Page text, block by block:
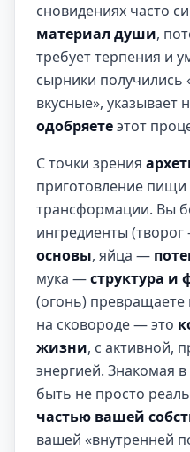
сновидениях часто
материал души,
требует терпения и
сырники получились
вкусные», указывает
одобряетеэтот
С точки зрения
приготовление
трансформации. Вы
ингредиенты
основы, яйца —
мука —структура и
(огонь) превращаете
на сковороде — это
жизни, с активной,
энергией. Знакомая
быть не просто
частью вашей
вашей «внутренней